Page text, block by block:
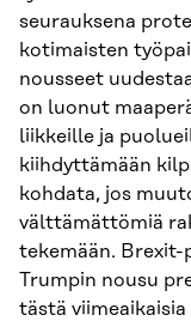
seurauksena
kotimaisten
nousseet
on luonut
liikkeille ja
kiihdyttämään
kohdata, jos
välttämättömiä
tekemään. Brexit-
Trumpin nousu
tästä viimeaikaisia